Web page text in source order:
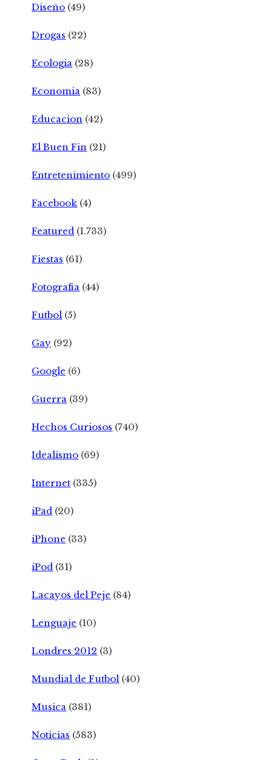
Diseño (49)
Drogas (22)
Ecologia (28)
Economia (83)
Educacion (42)
El Buen Fin (21)
Entretenimiento (499)
Facebook (4)
Featured (1.733)
Fiestas (61)
Fotografia (44)
Futbol (5)
Gay (92)
Google (6)
Guerra (39)
Hechos Curiosos (740)
Idealismo (69)
Internet (335)
iPad (20)
iPhone (33)
iPod (31)
Lacayos del Peje (84)
Lenguaje (10)
Londres 2012 (3)
Mundial de Futbol (40)
Musica (381)
Noticias (583)